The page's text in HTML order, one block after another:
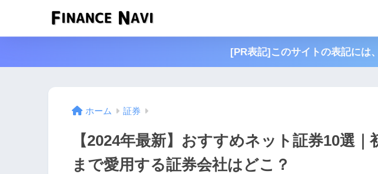
[PR表記]このサイトの表記には
ホーム 証券
【2024年最新】おすすめネット証券10選｜
まで愛用する証券会社はどこ？